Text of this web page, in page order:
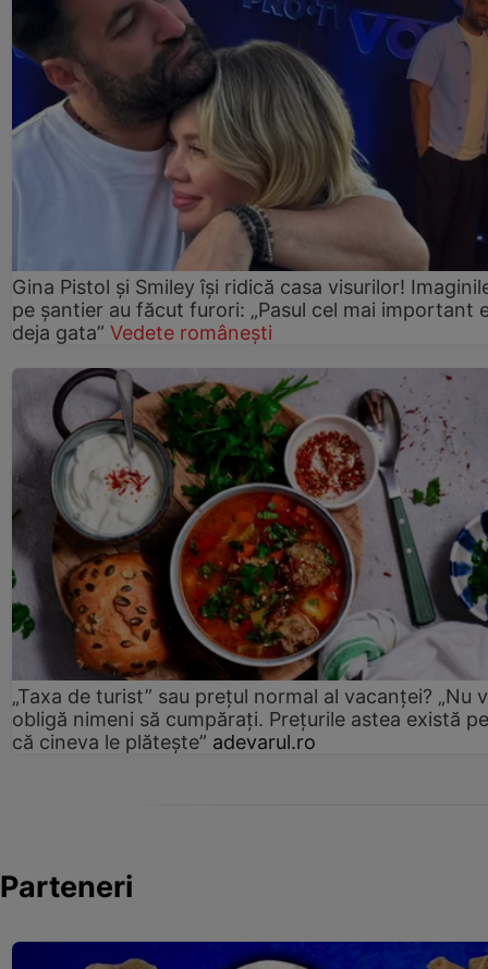
Gina Pistol și Smiley își ridică casa visurilor!
pe șantier au făcut furori: „Pasul cel mai important
deja gata” Vedete românești
„Taxa de turist” sau prețul normal al vacanței? „Nu
obligă nimeni să cumpărați. Prețurile astea există
că cineva le plătește” adevarul.ro
Parteneri